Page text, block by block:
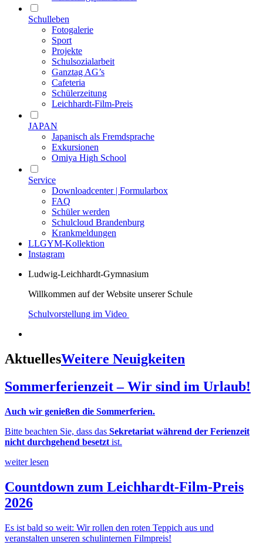
Schulleben
Fotogalerie
Sport
Projekte
Schulsozialarbeit
Ganztag AG’s
Cafeteria
Schülerzeitung
Leichhardt-Film-Preis
JAPAN
Japanisch als Fremdsprache
Exkursionen
Omiya High School
Service
Downloadcenter | Formularbox
FAQ
Schüler werden
Schulcloud Brandenburg
Krankmeldungen
LLGYM-Kollektion
Instagram
Ludwig-Leichhardt-Gymnasium
Willkommen auf der Website unserer Schule
Schulvorstellung im Video
AktuellesWeitere Neuigkeiten
Sommerferienzeit – Wir sind im Urlaub!
Auch wir genießen die Sommerferien.
Bitte beachten Sie, dass das Sekretariat während der Ferienzeit
nicht durchgehend besetzt ist.
weiter lesen
Countdown zum Leichhardt-Film-Preis
2026
Es ist bald so weit: Wir rollen den roten Teppich aus und
veranstalten unseren schulinternen Filmpreis!